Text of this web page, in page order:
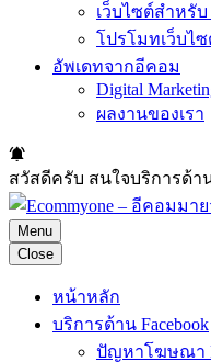
เว็บไซต์สำหรั
โปรโมทเว็บไ
อัพเดทจากอีคอม
Digital
ผลงานของเรา
สวัสดีครับ สนใจบริการด้
Menu
Close
หน้าหลัก
บริการด้าน Facebook
ปัญหาโฆษณา